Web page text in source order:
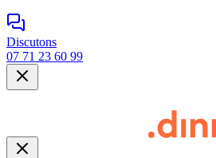
Discutons
07 71 23 60 99